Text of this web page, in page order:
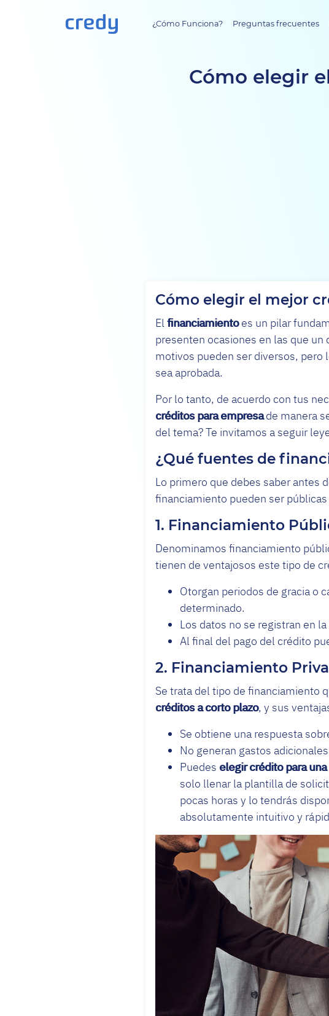
¿Cómo Funciona? Preguntas frecuentes
Cómo elegir
Cómo elegir el mejor
Elfinanciamientoes un pilar
presenten ocasiones en las que
motivos pueden ser diversos, pero
sea aprobada.
Por lo tanto, de acuerdo con tus
créditos para empresade manera
del tema? Te invitamos a seguir
¿Qué fuentes de
Lo primero que debes saber antes
financiamiento pueden ser públicas
1. Financiamiento
Denominamos financiamiento
tienen de ventajosos este tipo de
Otorgan periodos de gracia o
determinado.
Los datos no se registran en
Al final del pago del crédito
2. Financiamiento
Se trata del tipo de financiamiento
créditos a corto plazo, y sus
Se obtiene una respuesta
No generan gastos
Puedes elegir crédito para
solo llenar la plantilla de
pocas horas y lo tendrás
absolutamente intuitivo y